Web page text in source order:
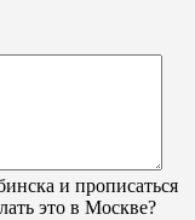
и прописаться
это в Москве?